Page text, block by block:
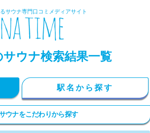
サウナ専門口コミメディアサイト
サウナ検索結果一覧
駅名から探す
ウナをこだわりから探す